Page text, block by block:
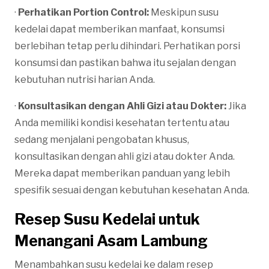
· Perhatikan Portion Control: Meskipun susu
kedelai dapat memberikan manfaat, konsumsi
berlebihan tetap perlu dihindari. Perhatikan porsi
konsumsi dan pastikan bahwa itu sejalan dengan
kebutuhan nutrisi harian Anda.
· Konsultasikan dengan Ahli Gizi atau Dokter: Jika
Anda memiliki kondisi kesehatan tertentu atau
sedang menjalani pengobatan khusus,
konsultasikan dengan ahli gizi atau dokter Anda.
Mereka dapat memberikan panduan yang lebih
spesifik sesuai dengan kebutuhan kesehatan Anda.
Resep Susu Kedelai untuk
Menangani Asam Lambung
Menambahkan susu kedelai ke dalam resep